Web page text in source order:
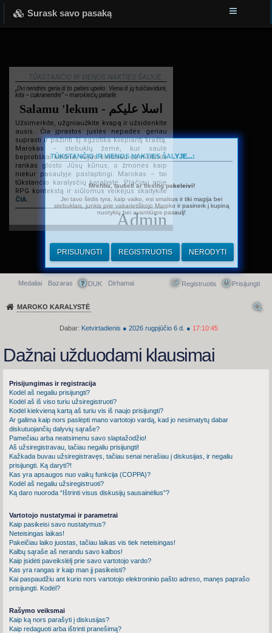
Surask savo pasaką
TŪKSTANČIO IR VIENOS NAKTIES ŠALYJE...
„Dvi nendrės geria iš to paties upelio. Viena iš jų tuščiavidurė,
kita – cukranendrė“ – marokiečių patarlė.
Salamu 'lekum - اسلا عليكم
Užsimerkite, užgniaužkite kvapą ir užsidenkite
ausis. Čia įprastos juslės nepadės geriau
suprasti ir pažinti šį egzotika kvepiantį kraštą.
Marokas – stebuklų žemė, kur saulė
beprotiškai kaitina, vėjas švelniau už motinos
rankas glosto Jūsų kūnus, o žmonės kaip
niekur pasaulyje paslaptingi. Marokas – tai
tūkstančio karalysčių karalystė. Plačiau apie
RPG kontekstą ir siūlomus veikėjus skaitykite
ČIA.
Admin
Greitasis meniu
Medaliai Bazaras DUK Dirhamai Prisijungti
Registruotis
MAROKO KARALYSTĖ
Dabar: Ketvirtadienis ● 2026 rugpjūčio 6 d. ● 17:10:46
TŪKSTANČIO IR VIENOS NAKTIES ŠALYJE...:
Mrehba, tautieti ar tiesiog pakeleivi!
Jei tavo širdis tyra, kaip vaiko, esi smalsus ir tiki magija bei
stebuklais, junkis prie vakarietiškojo Maroko ir pasinerk į kupiną
nuotykių bei avantiūros pasaulį!
PRISIJUNGTI REGISTRUOTIS NERODYTI
Dažnai užduodami klausimai
Prisijungimas ir registracija
Kodėl aš negaliu prisijungti?
Kodėl aš iš viso turiu užsiregistruoti?
Kodėl kiekvieną kartą aš turiu vis iš naujo prisijungti?
Ar galima kaip nors paslėpti mano vartotojo vardą, kad jo nesimatytų dabar
diskutuojančių dalyvių sąraše?
Pamečiau arba neatsimenu savo slaptažodžio!
Aš užsiregistravau, tačiau negaliu prisijungti!
Kažkada buvau užsiregistravęs, tačiau senai nerašiau į diskusijas, ir negaliu
prisijungti. Ką daryti?!
Kas yra apsaugos nuo vaikų funkcija (COPPA)?
Kodėl aš negaliu užsiregistruoti?
Ką daro nuoroda “Ištrinti visus diskusijų sausainėlius”?
Vartotojo nustatymai ir parametrai
Kaip pasikeisi savo nustatymus?
Neteisingas laikas!
Pakeičiau laiko juostas, tačiau laikas vis tiek neteisingas!
Kalbų sąraše aš nerandu savo kalbos!
Kaip įsidėti paveikslėlį prie savo vartotojo vardo?
Kas yra rangas ir kaip man jį pasikeisti?
Kai paspaudžiu ant kurio nors vartotojo elektroninio pašto adreso, manęs paprašo
prisijungti. Kodėl?
Rašymo veiksmai
Kaip ką nors parašyti į diskusijas?
Kaip redaguoti arba ištrinti pranešimą?